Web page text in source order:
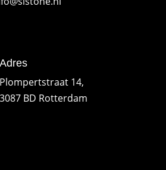
Adres
Plompertstraat 14,
3087 BD Rotterdam